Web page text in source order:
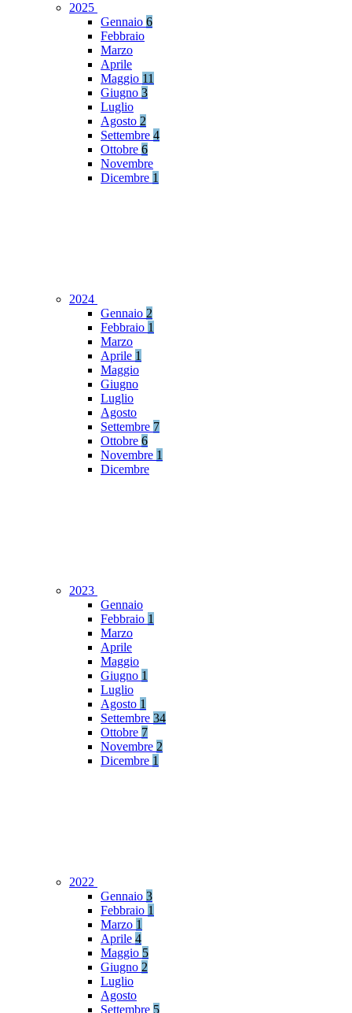
2025
Gennaio 6
Febbraio
Marzo
Aprile
Maggio 11
Giugno 3
Luglio
Agosto 2
Settembre 4
Ottobre 6
Novembre
Dicembre 1
2024
Gennaio 2
Febbraio 1
Marzo
Aprile 1
Maggio
Giugno
Luglio
Agosto
Settembre 7
Ottobre 6
Novembre 1
Dicembre
2023
Gennaio
Febbraio 1
Marzo
Aprile
Maggio
Giugno 1
Luglio
Agosto 1
Settembre 34
Ottobre 7
Novembre 2
Dicembre 1
2022
Gennaio 3
Febbraio 1
Marzo 1
Aprile 4
Maggio 5
Giugno 2
Luglio
Agosto
Settembre 5